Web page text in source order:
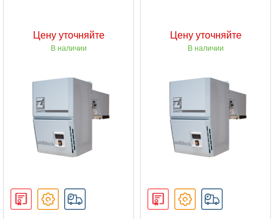
Цену уточняйте
В наличии
Цену уточняйте
В наличии